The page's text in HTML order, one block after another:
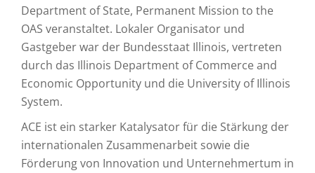
Department of State, Permanent Mission to the
OAS veranstaltet. Lokaler Organisator und
Gastgeber war der Bundesstaat Illinois, vertreten
durch das Illinois Department of Commerce and
Economic Opportunity und die University of Illinois
System.
ACE ist ein starker Katalysator für die Stärkung der
internationalen Zusammenarbeit sowie die
Förderung von Innovation und Unternehmertum in